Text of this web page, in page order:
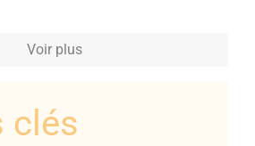
séjour
Voir plus
clés